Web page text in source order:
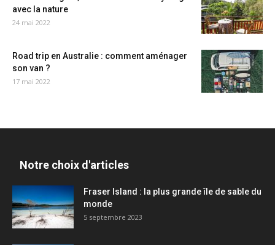
avec la nature
24 mai 2022
Road trip en Australie : comment aménager
son van ?
17 mai 2022
Notre choix d'articles
Fraser Island : la plus grande île de sable du
monde
5 septembre 2023